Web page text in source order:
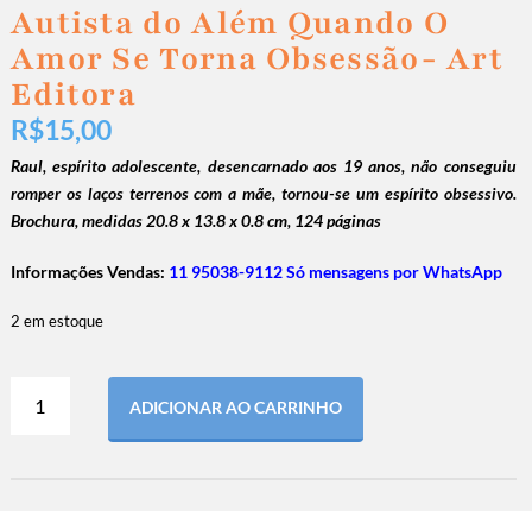
Autista do Além Quando O
Amor Se Torna Obsessão- Art
Editora
R$15,00
Raul, espírito adolescente, desencarnado aos 19 anos, não conseguiu
romper os laços terrenos com a mãe, tornou-se um espírito obsessivo.
Brochura, medidas20.8 x 13.8 x 0.8 cm, 124 páginas
Informações Vendas: 11 95038-9112 Só mensagens por WhatsApp
2 em estoque
ADICIONAR AO CARRINHO